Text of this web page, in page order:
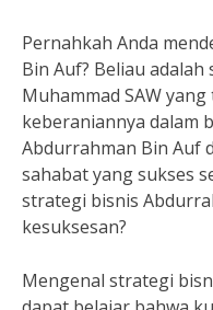
Pernahkah Anda
Bin Auf? Beliau
Muhammad SAW
keberaniannya dalam
Abdurrahman Bin Auf
sahabat yang sukses
strategi bisnis
kesuksesan?
Mengenal strategi